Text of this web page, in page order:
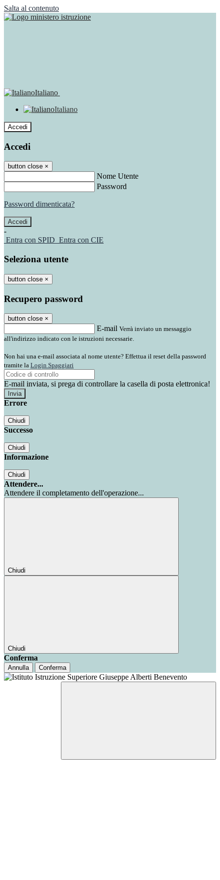
Salta al contenuto
Italiano
Italiano
Accedi
Accedi
button close ×
Nome Utente
Password
Password dimenticata?
-
Entra con SPID Entra con CIE
Seleziona utente
button close ×
Recupero password
button close ×
E-mail Verrà inviato un messaggio
all'indirizzo indicato con le istruzioni necessarie.
Non hai una e-mail associata al nome utente? Effettua il reset della password
tramite la Login Spaggiari
E-mail inviata, si prega di controllare la casella di posta elettronica!
Errore
Chiudi
Successo
Chiudi
Informazione
Chiudi
Attendere...
Attendere il completamento dell'operazione...
Chiudi
Chiudi
Conferma
Annulla Conferma